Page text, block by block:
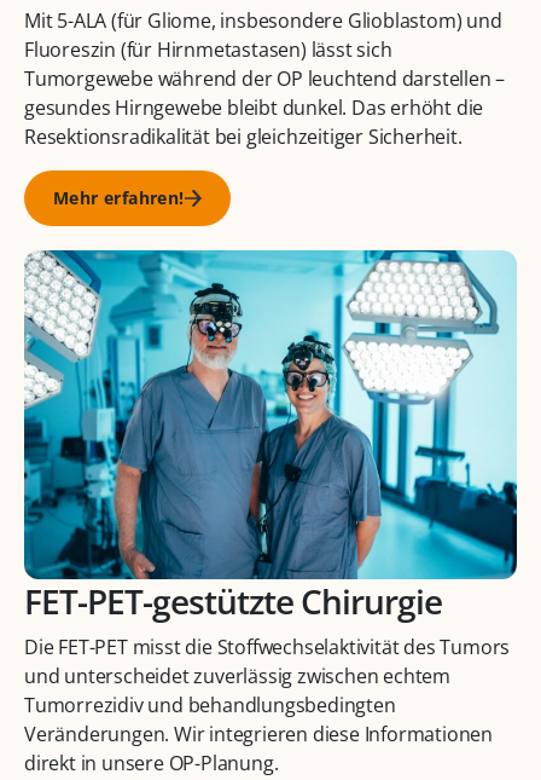
Mit 5-ALA (für Gliome, insbesondere Glioblastom) und
Fluoreszin (für Hirnmetastasen) lässt sich
Tumorgewebe während der OP leuchtend darstellen –
gesundes Hirngewebe bleibt dunkel. Das erhöht die
Resektionsradikalität bei gleichzeitiger Sicherheit.
Mehr erfahren!
FET-PET-gestützte Chirurgie
Die FET-PET misst die Stoffwechselaktivität des Tumors
und unterscheidet zuverlässig zwischen echtem
Tumorrezidiv und behandlungsbedingten
Veränderungen. Wir integrieren diese Informationen
direkt in unsere OP-Planung.